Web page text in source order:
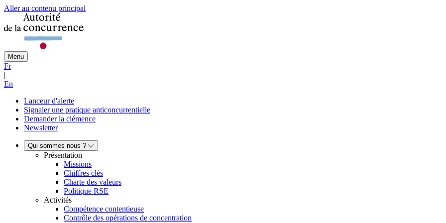
Aller au contenu principal
Menu
Fr
|
En
Lanceur d'alerte
Signaler une pratique anticoncurrentielle
Demander la clémence
Newsletter
Qui sommes nous ?
Présentation
Missions
Chiffres clés
Charte des valeurs
Politique RSE
Activités
Compétence contentieuse
Contrôle des opérations de concentration